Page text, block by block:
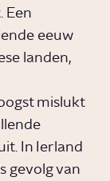
Een
eeuw
landen,
mislukt
In Ierland
gevolg van